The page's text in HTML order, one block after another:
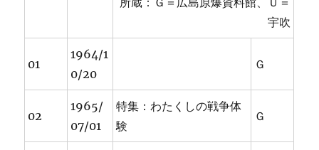
宇吹
01
1964/1
0/20
Ｇ
02
1965/
07/01
特集：わたくしの戦争体
験
Ｇ